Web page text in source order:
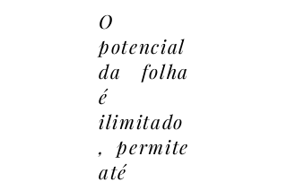
O
potencial
da folha
é
ilimitado
, permite
até